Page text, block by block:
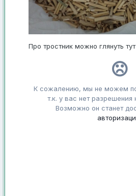
Про тростник можно глянуть тут